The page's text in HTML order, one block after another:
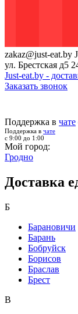
zakaz@just-eat.by
ул. Брестская д5
Just-eat.by -
Заказать звонок
Поддержка в чате
Поддержка в чате
с 9:00 до 1:00
Мой город:
Гродно
Доставка
Б
Барановичи
Барань
Бобруйск
Борисов
Браслав
Брест
В